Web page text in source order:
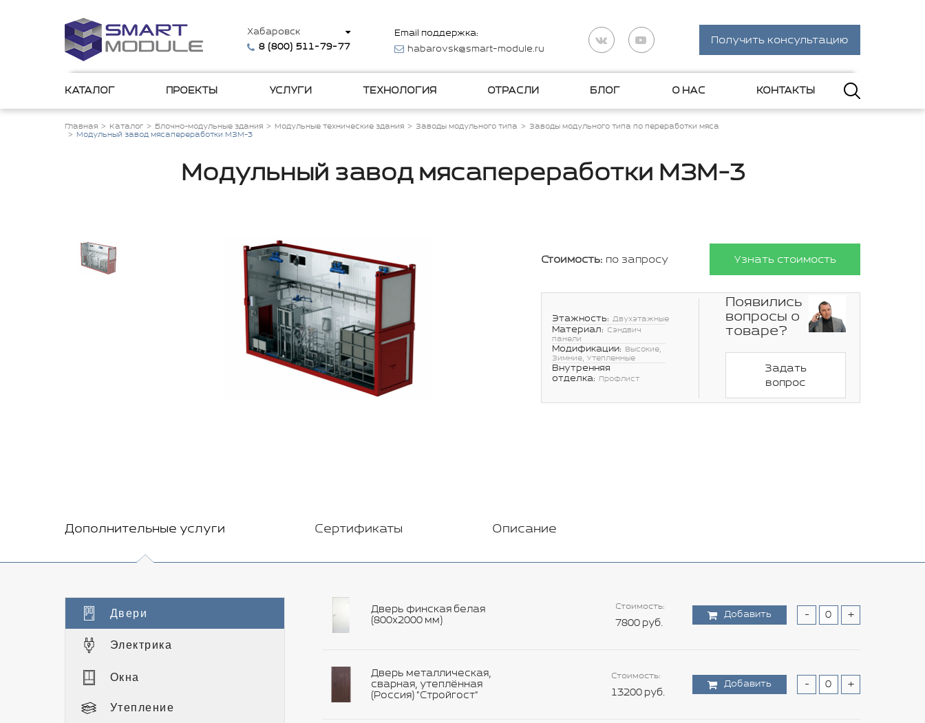
Хабаровск
8 (800) 511-79-77
Email поддержка:
habarovsk@smart-module.ru
Получить консультацию
КАТАЛОГ ПРОЕКТЫ УСЛУГИ ТЕХНОЛОГИЯ ОТРАСЛИ БЛОГ О НАС КОНТАКТЫ
Главная Каталог Блочно-модульные здания Модульные технические здания Заводы модульного типа
Заводы модульного типа по переработки мяса
Модульный завод мясапереработки МЗМ-3
Модульный завод мясапереработки МЗМ-3
Стоимость: по запросу Узнать стоимость
Этажность: Двухэтажные
Материал: Сэндвич
панели
Модификации: Высокие,
Зимние, Утепленные
Внутренняя
отделка: Профлист
Появились
вопросы о
товаре?
Задать
вопрос
Дополнительные услуги Сертификаты Описание
Двери
Электрика
Окна
Утепление
Дверь финская белая
(800х2000 мм)
Стоимость:
7800 руб.
Добавить - +
Дверь металлическая,
сварная, утеплённая
(Россия) "Стройгост"
Стоимость:
13200 руб.
Добавить - +